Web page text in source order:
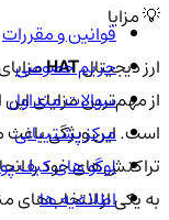
💡 مزایا
ارز دیجیتالHATمزایای
از مهم‌ترین مزایای
است. این ویژگی باعث
تراکنش‌های خود را
به یکی از انتخاب‌های
قوانین و مقررات
حریم خصوصی
سوالات متداول
مرکز پشتیبانی
لوگو های کیف
اطلاعیه ها